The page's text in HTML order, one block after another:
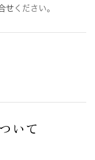
せ ください。
いて